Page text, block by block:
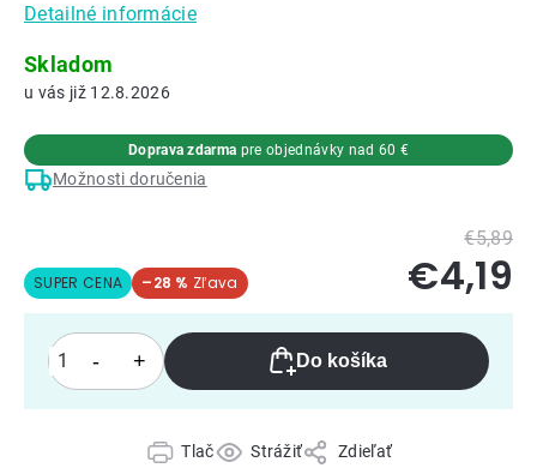
5
hviezdičiek.
Do košíka
Detailné informácie
Tlač Strážiť Zdieľať
Skladom
12.8.2026
Možnosti doručenia
Doprava zdarma pre objednávky nad 60 €
SUPER CENA –28 %
€5,89
€4,19